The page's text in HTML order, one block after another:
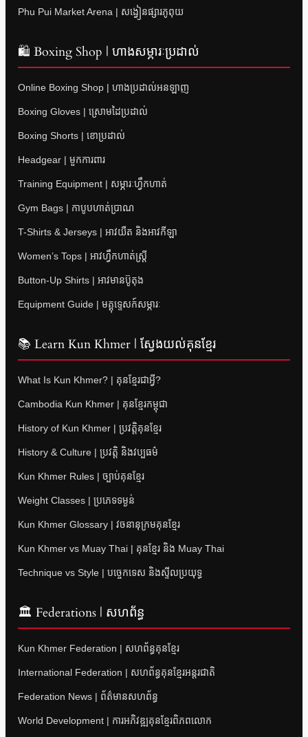
Phu Pui Market Arena | សង្វៀនផ្សារភូពុយ
🛍 Boxing Shop | ហាងសម្ភារៈប្រដាល់
Online Boxing Shop | ហាងប្រដាល់អនឡាញ
Boxing Gloves | ស្រោមដៃប្រដាល់
Boxing Shorts | ខោប្រដាល់
Headgear | មួកការពារ
Training Equipment | សម្ភារៈហ្វឹកហាត់
Gym Bags | កាបូបហាត់ប្រាណ
T-Shirts & Jerseys | អាវយឺត និងអាវកីឡា
Women’s Tops | អាវហ្វឹកហាត់ស្ត្រី
Button-Up Shirts | អាវមានប៊ូតុង
Equipment Guide | មគ្គុទ្ទេសក៍សម្ភារៈ
📚 Learn Kun Khmer | ស្វែងយល់គុនខ្មែរ
What Is Kun Khmer? | គុនខ្មែរជាអ្វី?
Cambodia Kun Khmer | គុនខ្មែរកម្ពុជា
History of Kun Khmer | ប្រវត្តិគុនខ្មែរ
History & Culture | ប្រវត្តិ និងវប្បធម៌
Kun Khmer Rules | ច្បាប់គុនខ្មែរ
Weight Classes | ប្រភេទទម្ងន់
Kun Khmer Glossary | វចនានុក្រមគុនខ្មែរ
Kun Khmer vs Muay Thai | គុនខ្មែរ និង Muay Thai
Technique vs Style | បច្ចេកទេស និងស្ទីលប្រយុទ្ធ
🏛 Federations | សហព័ន្ធ
Kun Khmer Federation | សហព័ន្ធគុនខ្មែរ
International Federation | សហព័ន្ធគុនខ្មែរអន្តរជាតិ
Federation News | ព័ត៌មានសហព័ន្ធ
World Development | ការអភិវឌ្ឍគុនខ្មែរពិភពលោក